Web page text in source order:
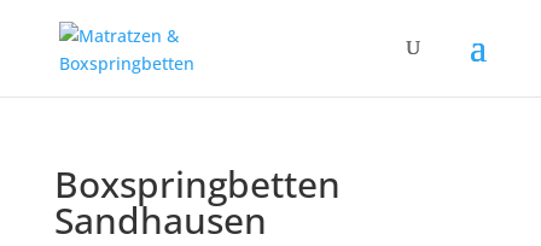
Boxspringbetten
Sandhausen